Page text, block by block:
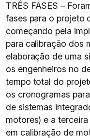
TRÊS FASES –
fases para o projeto
começando pela
para calibração dos
elaboração de uma
os engenheiros no
tempo total do
os cronogramas
de sistemas
motores) e a
em calibração de